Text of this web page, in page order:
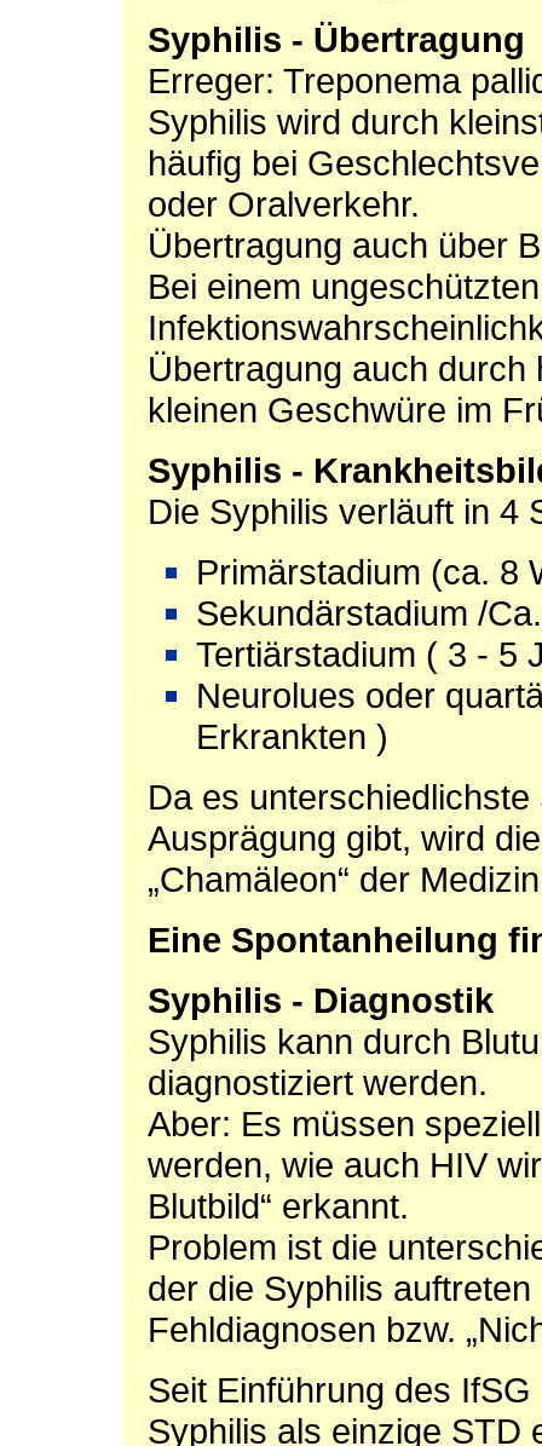
Syphilis - Übertragung
Erreger: Treponema
Syphilis wird durch
häufig bei
oder Oralverkehr.
Übertragung auch über
Bei einem
Übertragung auch
kleinen Geschwüre im
Syphilis -
Die Syphilis verläuft in 4
Primärstadium (ca. 8
Sekundärstadium /
Tertiärstadium ( 3 - 5
Neurolues oder
Erkrankten )
Da es
Ausprägung gibt, wird
„Chamäleon“ der
Eine Spontanheilung
Syphilis - Diagnostik
Syphilis kann durch
diagnostiziert werden.
Aber: Es müssen
werden, wie auch HIV
Blutbild“ erkannt.
Problem ist die
der die Syphilis
Fehldiagnosen bzw.
Seit Einführung des
Syphilis als einzige STD